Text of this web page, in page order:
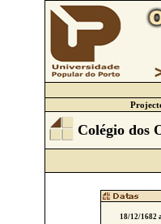
Colégio dos
18/12/1682